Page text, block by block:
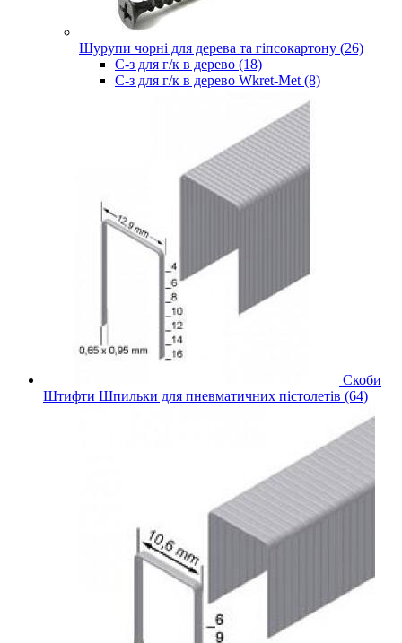
Шурупи чорні для дерева та гіпсокартону (26)
С-з для г/к в дерево (18)
С-з для г/к в дерево Wkret-Met (8)
Скоби
Штифти Шпильки для пневматичних пістолетів (64)